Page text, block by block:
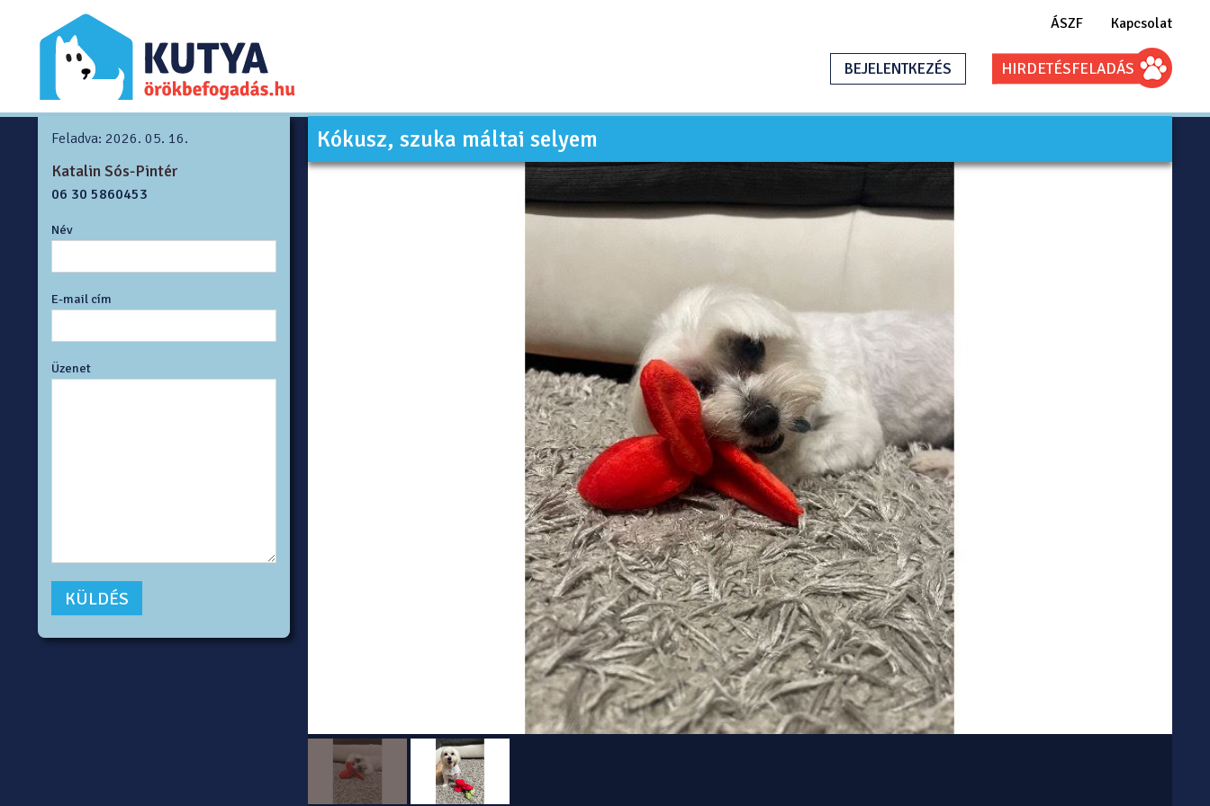
ÁSZF Kapcsolat
BEJELENTKEZÉS HIRDETÉSFELADÁS
Kókusz, szuka máltai selyem
Feladva: 2026. 05. 16.
Katalin Sós-Pintér
06 30 5860453
Név
E-mail cím
Üzenet